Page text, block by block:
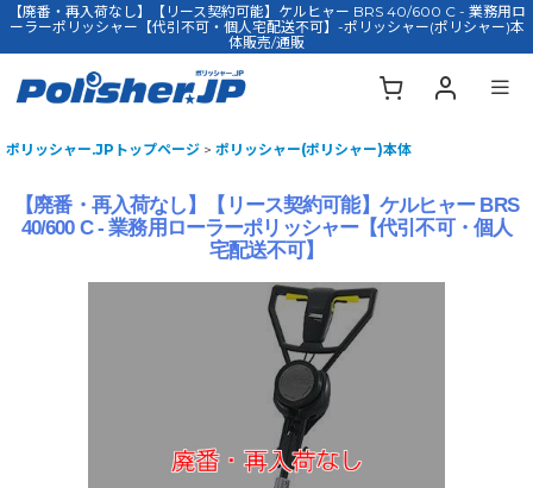
【廃番・再入荷なし】【リース契約可能】ケルヒャー BRS 40/600 C - 業務用ロ
ーラーポリッシャー【代引不可・個人宅配送不可】-ポリッシャー(ポリシャー)本
体販売/通販
ポリッシャー.JPトップページ > ポリッシャー(ポリシャー)本体
【廃番・再入荷なし】【リース契約可能】ケルヒャー BRS
40/600 C - 業務用ローラーポリッシャー【代引不可・個人
宅配送不可】